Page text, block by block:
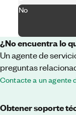
No
¿No encuentra lo
Un agente de
preguntas
Contacte a un agente
Obtener soporte